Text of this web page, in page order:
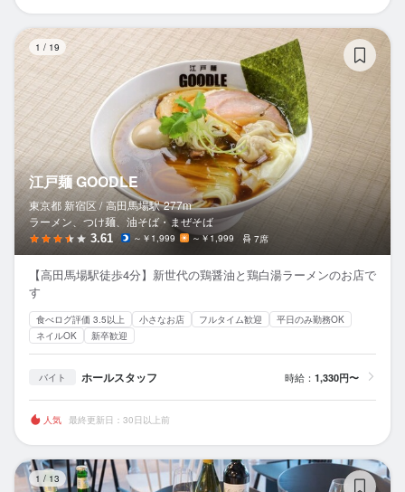
1 / 19
江戸麺 GOODLE
東京都 新宿区 / 高田馬場駅 277m
ラーメン、つけ麺、油そば・まぜそば
3.61 ～￥1,999 ～￥1,999 7席
【高田馬場駅徒歩4分】新世代の鶏醤油と鶏白湯ラーメンのお店で
す
食べログ評価 3.5以上 小さなお店 フルタイム歓迎
平日のみ勤務OK
ネイルOK
新卒歓迎
バイト ホールスタッフ 時給： 1,330円〜
人気 最終更新日：30日以上前
1 / 13